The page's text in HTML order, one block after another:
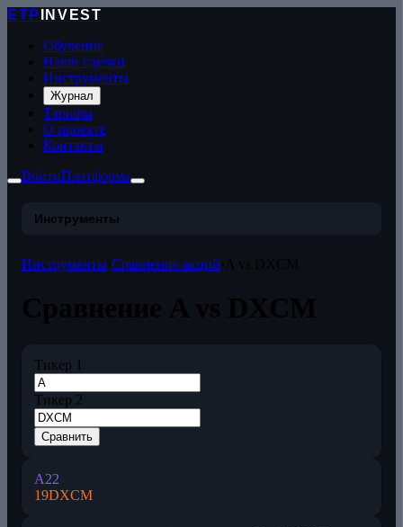
ETP
INVEST
Обучение
Наши сделки
Инструменты
Журнал
Тарифы
О проекте
Контакты
ВойтиПлатформа
Инструменты
Инструменты Сравнение акций
Тикер 1
Тикер 2
Сравнить
A22
19DXCM